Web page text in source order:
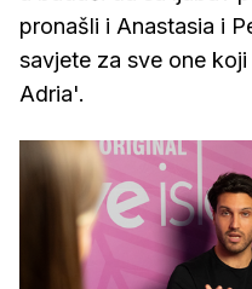
pronašli i Anastasia i
savjete za sve one
Adria'.